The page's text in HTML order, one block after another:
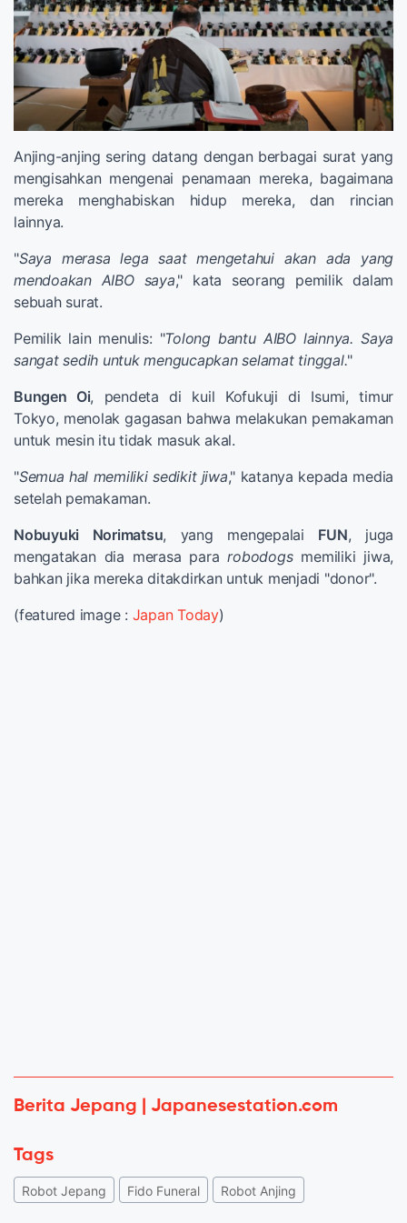
Anjing-anjing sering datang dengan berbagai surat yang
mengisahkan mengenai penamaan mereka, bagaimana
mereka menghabiskan hidup mereka, dan rincian
lainnya.
"Saya merasa lega saat mengetahui akan ada yang
mendoakan AIBO saya," kata seorang pemilik dalam
sebuah surat.
Pemilik lain menulis: "Tolong bantu AIBO lainnya. Saya
sangat sedih untuk mengucapkan selamat tinggal."
Bungen Oi, pendeta di kuil Kofukuji di Isumi, timur
Tokyo, menolak gagasan bahwa melakukan pemakaman
untuk mesin itu tidak masuk akal.
"Semua hal memiliki sedikit jiwa," katanya kepada media
setelah pemakaman.
Nobuyuki Norimatsu, yang mengepalai FUN, juga
mengatakan dia merasa pararobodogsmemiliki jiwa,
bahkan jika mereka ditakdirkan untuk menjadi "donor".
(featured image : Japan Today)
Berita Jepang | Japanesestation.com
Tags
Robot Jepang Fido Funeral Robot Anjing